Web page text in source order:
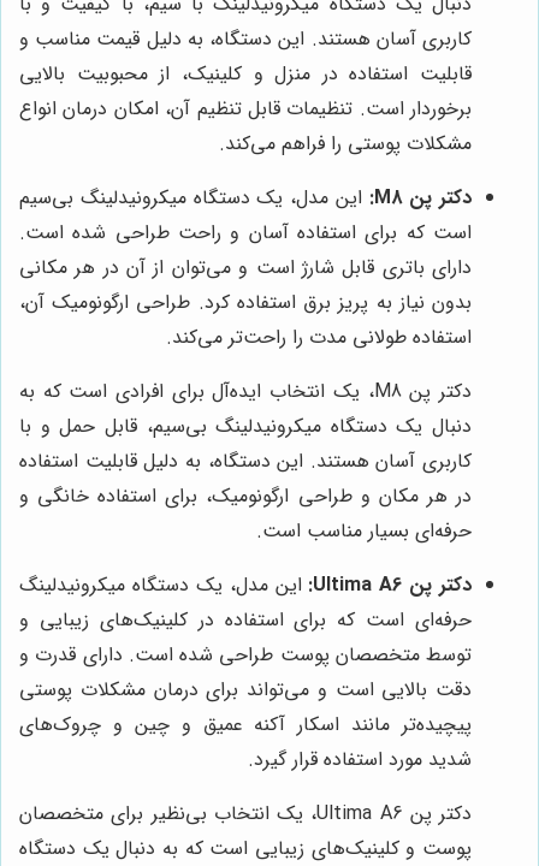
کاربری آسان هستند. این دستگاه، به دلیل قیمت مناسب و
قابلیت استفاده در منزل و کلینیک، از محبوبیت بالایی
برخوردار است. تنظیمات قابل تنظیم آن، امکان درمان انواع
مشکلات پوستی را فراهم می‌کند.
دکتر پن M8:
این مدل، یک دستگاه میکرونیدلینگ بی‌سیم
است که برای استفاده آسان و راحت طراحی شده است.
دارای باتری قابل شارژ است و می‌توان از آن در هر مکانی
بدون نیاز به پریز برق استفاده کرد. طراحی ارگونومیک آن،
استفاده طولانی مدت را راحت‌تر می‌کند.
دکتر پن M8، یک انتخاب ایده‌آل برای افرادی است که به
دنبال یک دستگاه میکرونیدلینگ بی‌سیم، قابل حمل و با
کاربری آسان هستند. این دستگاه، به دلیل قابلیت استفاده
در هر مکان و طراحی ارگونومیک، برای استفاده خانگی و
حرفه‌ای بسیار مناسب است.
دکتر پن Ultima A6:
این مدل، یک دستگاه میکرونیدلینگ
حرفه‌ای است که برای استفاده در کلینیک‌های زیبایی و
توسط متخصصان پوست طراحی شده است. دارای قدرت و
دقت بالایی است و می‌تواند برای درمان مشکلات پوستی
پیچیده‌تر مانند اسکار آکنه عمیق و چین و چروک‌های
شدید مورد استفاده قرار گیرد.
دکتر پن Ultima A6، یک انتخاب بی‌نظیر برای متخصصان
پوست و کلینیک‌های زیبایی است که به دنبال یک دستگاه